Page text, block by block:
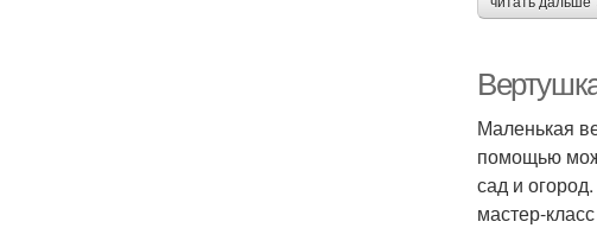
Маленькая
помощью
сад и
мастер-